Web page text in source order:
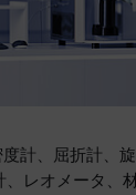
計、屈折計、
、レオメータ、